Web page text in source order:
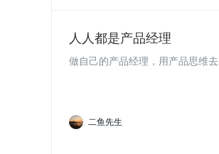
人人都是产品经理
做自己的产品经理，用产品思维去
二鱼先生